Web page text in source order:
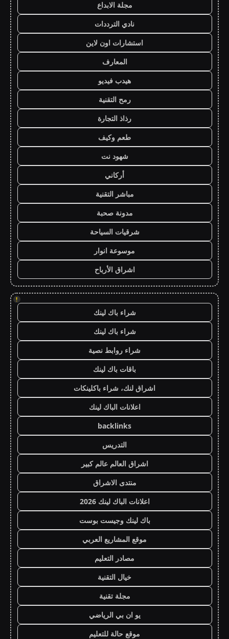
مجلة الابداع
نادي الترددات
استشارات اون لاين
المعارف
هيدب فيديو
رمح التقنية
رذاذ التجارة
طعم وكيف
شهود نت
أركاني
مباشر التقنية
مدونة صحبة
شرقيات السياحة
موسوعة انوار
اشراق الأرباح
!
شراء باك لينك
شراء باك لينك
شراء روابط نصية
باقات باك لينك
اشراق لنك، شراء باكلينكات
اعلانات الباك لينك
backlinks
التدريس
اشراق العالم عالم كبير
منتدى الاشراق
اعلانات الباك لينك 2026
باك لينك وجيست بوست
موقع المشاريع العربي
مصادر التعليم
خيال التقنية
مجلة تقنية
يو ان بي الرياضي
موقع حالة للتعليم